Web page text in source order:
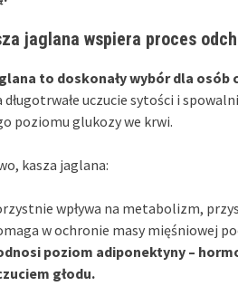
jaglana wspiera proces
to doskonały wybór dla osób
długotrwałe uczucie sytości i
poziomu glukozy we krwi.
kasza jaglana:
wpływa na metabolizm,
w ochronie masy mięśniowej
poziom adiponektyny –
głodu.